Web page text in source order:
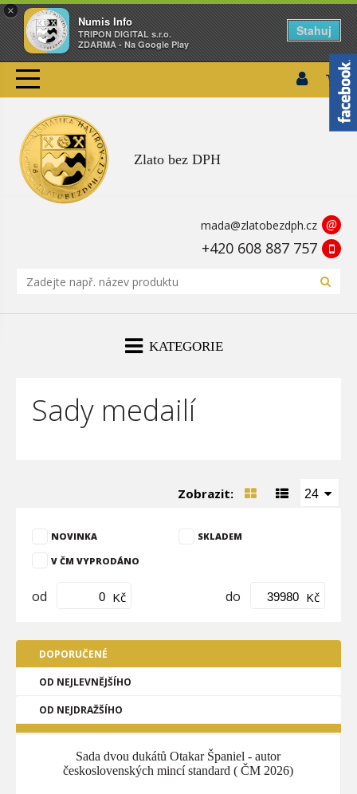
×
Numis Info
TRIPON DIGITAL s.r.o.
ZDARMA - Na Google Play
Stahuj
Zlato bez DPH
mada@zlatobezdph.cz @
+420 608 887 757
KATEGORIE
Sady medailí
Zobrazit: 24
NOVINKA SKLADEM
V ČM VYPRODÁNO
od Kč do Kč
DOPORUČENÉ
OD NEJLEVNĚJŠÍHO
OD NEJDRAŽŠÍHO
Sada dvou dukátů Otakar Španiel - autor
československých mincí standard ( ČM 2026)